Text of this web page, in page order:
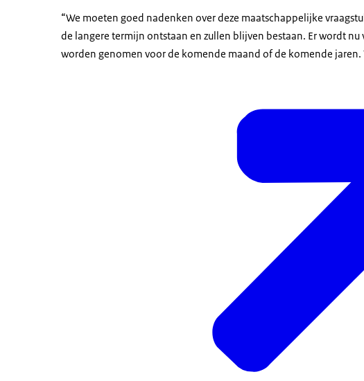
“We moeten goed nadenken over deze maatschappelijke
de langere termijn ontstaan en zullen blijven bestaan. Er wordt
worden genomen voor de komende maand of de komende